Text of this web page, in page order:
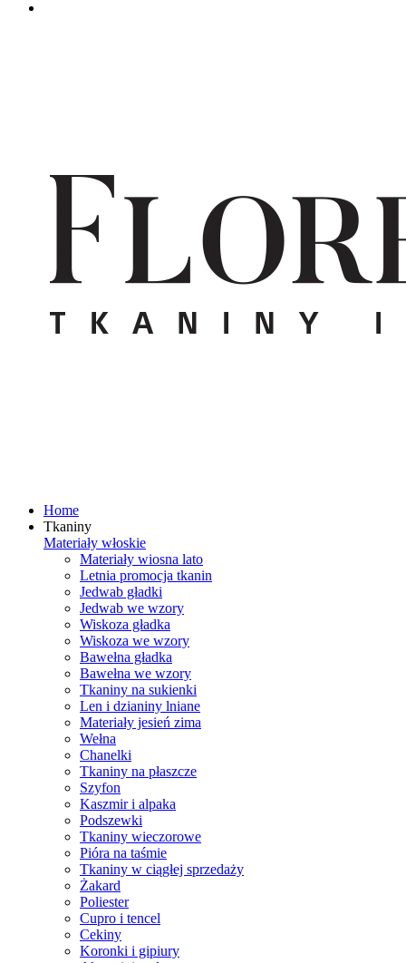
Home
Tkaniny
Materiały włoskie
Materiały wiosna lato
Letnia promocja tkanin
Jedwab gładki
Jedwab we wzory
Wiskoza gładka
Wiskoza we wzory
Bawełna gładka
Bawełna we wzory
Tkaniny na sukienki
Len i dzianiny lniane
Materiały jesień zima
Wełna
Chanelki
Tkaniny na płaszcze
Szyfon
Kaszmir i alpaka
Podszewki
Tkaniny wieczorowe
Pióra na taśmie
Tkaniny w ciągłej sprzedaży
Żakard
Poliester
Cupro i tencel
Cekiny
Koronki i gipiury